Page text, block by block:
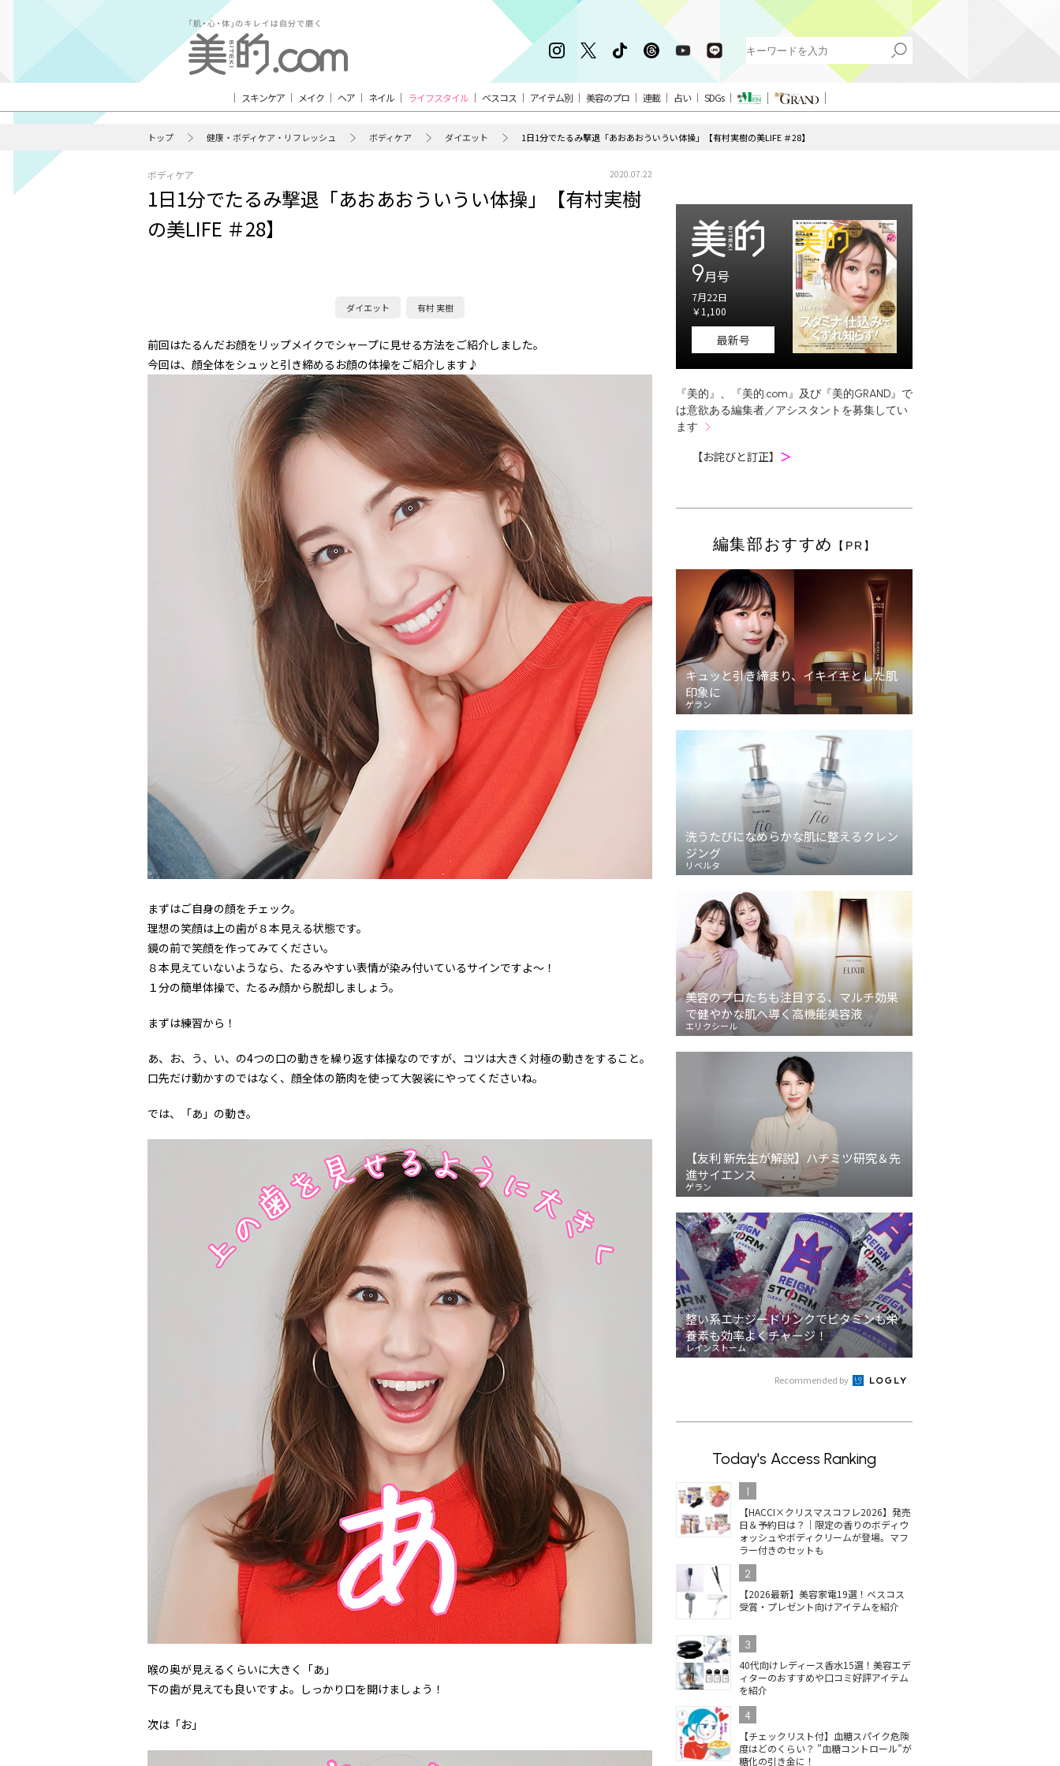
スキンケア メイク ヘア ネイル ライフスタイル ベスコス アイテム別 美容のプロ 連載 占い SDGs
トップ 健康・ボディケア・リフレッシュ ボディケア ダイエット 1日1分でたるみ撃退「あおあおういうい体操」【有村実樹の美LIFE ＃28】
ボディケア 2020.07.22
1日1分でたるみ撃退「あおあおういうい体操」【有村実樹
の美LIFE ＃28】
ダイエット 有村 実樹
前回はたるんだお顔をリップメイクでシャープに見せる方法をご紹介しました。
今回は、顔全体をシュッと引き締めるお顔の体操をご紹介します♪
まずはご自身の顔をチェック。
理想の笑顔は上の歯が８本見える状態です。
鏡の前で笑顔を作ってみてください。
８本見えていないようなら、たるみやすい表情が染み付いているサインですよ〜！
１分の簡単体操で、たるみ顔から脱却しましょう。
まずは練習から！
あ、お、う、い、の4つの口の動きを繰り返す体操なのですが、コツは大きく対極の動きをすること。
口先だけ動かすのではなく、顔全体の筋肉を使って大袈裟にやってくださいね。
では、「あ」の動き。
喉の奥が見えるくらいに大きく「あ」
下の歯が見えても良いですよ。しっかり口を開けましょう！
次は「お」
9月号
7月22日
￥1,100
最新号
『美的』、『美的.com』及び『美的GRAND』で
は意欲ある編集者／アシスタントを募集してい
ます
【お詫びと訂正】 ＞
編集部おすすめ 【PR】
キュッと引き締まり、イキイキとした肌
印象に
ゲラン
洗うたびになめらかな肌に整えるクレン
ジング
リベルタ
美容のプロたちも注目する、マルチ効果
で健やかな肌へ導く高機能美容液
エリクシール
【友利 新先生が解説】ハチミツ研究＆先
進サイエンス
ゲラン
整い系エナジードリンクでビタミンも栄
養素も効率よくチャージ！
レインストーム
Recommended by
Today's Access Ranking
1
【HACCI×クリスマスコフレ2026】発売
日＆予約日は？｜限定の香りのボディウ
ォッシュやボディクリームが登場。マフ
ラー付きのセットも
2
【2026最新】美容家電19選！ベスコス
受賞・プレゼント向けアイテムを紹介
3
40代向けレディース香水15選！美容エデ
ィターのおすすめや口コミ好評アイテム
を紹介
4
【チェックリスト付】血糖スパイク危険
度はどのくらい？ ”血糖コントロール”が
糖化の引き金に！